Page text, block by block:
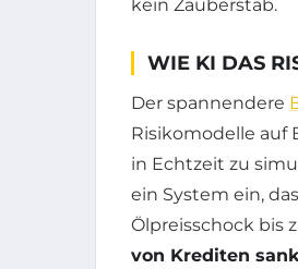
kein Zauberstab.
WIE KI DAS
Der spannendere
Risikomodelle auf
in Echtzeit zu
ein System ein,
Ölpreisschock bis
von Krediten